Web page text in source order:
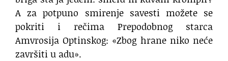
A za potpuno smirenje savesti možete se
pokriti i rečima Prepodobnog starca
Amvrosija Optinskog: «Zbog hrane niko neće
završiti u adu».